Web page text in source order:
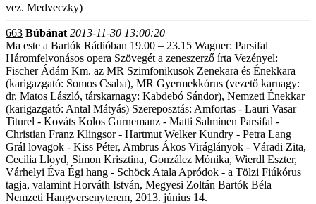
vez. Medveczky)
663 Búbánat 2013-11-30 13:00:20
Ma este a Bartók Rádióban 19.00 – 23.15 Wagner: Parsifal
Háromfelvonásos opera Szövegét a zeneszerző írta Vezényel:
Fischer Ádám Km. az MR Szimfonikusok Zenekara és Énekkara
(karigazgató: Somos Csaba), MR Gyermekkórus (vezető karnagy:
dr. Matos László, társkarnagy: Kabdebó Sándor), Nemzeti Énekkar
(karigazgató: Antal Mátyás) Szereposztás: Amfortas - Lauri Vasar
Titurel - Kováts Kolos Gurnemanz - Matti Salminen Parsifal -
Christian Franz Klingsor - Hartmut Welker Kundry - Petra Lang
Grál lovagok - Kiss Péter, Ambrus Ákos Viráglányok - Váradi Zita,
Cecilia Lloyd, Simon Krisztina, González Mónika, Wierdl Eszter,
Várhelyi Éva Égi hang - Schöck Atala Apródok - a Tölzi Fiúkórus
tagja, valamint Horváth István, Megyesi Zoltán Bartók Béla
Nemzeti Hangversenyterem, 2013. június 14.